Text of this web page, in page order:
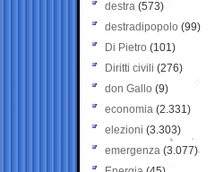
destra (573)
destradipopolo (99)
Di Pietro (101)
Diritti civili (276)
don Gallo (9)
economia (2.331)
elezioni (3.303)
emergenza (3.077)